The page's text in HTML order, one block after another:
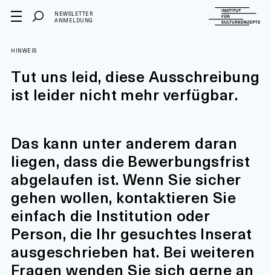
NEWSLETTER
ANMELDUNG
HINWEIS
Tut uns leid, diese Ausschreibung
ist leider nicht mehr verfügbar.
Das kann unter anderem daran
liegen, dass die Bewerbungsfrist
abgelaufen ist. Wenn Sie sicher
gehen wollen, kontaktieren Sie
einfach die Institution oder
Person, die Ihr gesuchtes Inserat
ausgeschrieben hat. Bei weiteren
Fragen wenden Sie sich gerne an